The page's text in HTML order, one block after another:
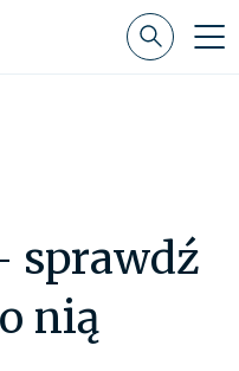
sprawdź
nią